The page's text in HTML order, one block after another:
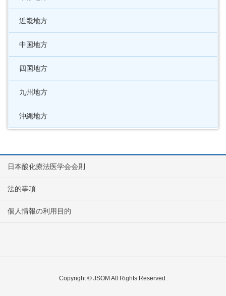
近畿地方
中国地方
四国地方
九州地方
沖縄地方
日本酸化療法医学会会則
法的事項
個人情報の利用目的
Copyright © JSOM All Rights Reserved.